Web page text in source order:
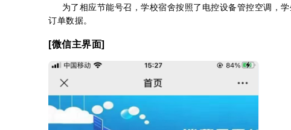
为了相应节能号召，学校宿舍按照了电控设备管控空调，
订单数据。
[微信主界面]